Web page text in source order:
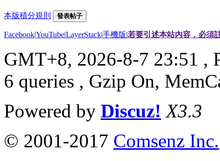
本版積分規則 發表帖子
Facebook|YouTube|LayerStack|手機版|若要引述本站內容，必須
GMT+8, 2026-8-7 23:51 ,
6 queries , Gzip On,
Powered by Discuz! X3.3
© 2001-2017 Comsenz Inc.